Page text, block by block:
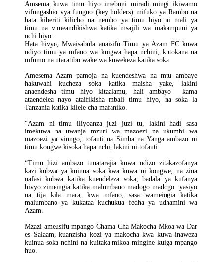
Amsema kuwa timu hiyo imebuni miradi mingi ikiwamo
vifungashio vya funguo (key holders) mifuko ya Rambo na
hata kiberiti kilicho na nembo ya timu hiyo ni mali ya
timu na vimeandikishwa katika msajili wa makampuni ya
nchi hiyo.
Hata hivyo, Mwaisabula anaisifu Timu ya Azam FC kuwa
ndiyo timu ya mfano wa kuigwa hapa nchini, kutokana na
mfumo na utaratibu wake wa kuwekeza katika soka.
Amesema Azam pamoja na kuendeshwa na mtu ambaye
hakuwahi kucheza soka katika maisha yake, lakini
anaendesha timu hiyo kitaalamu, hali ambayo kama
ataendelea nayo ataifikisha mbali timu hiyo, na soka la
Tanzania katika kilele cha mafaniko.
“Azam ni timu iliyoanza juzi juzi tu, lakini hadi sasa
imekuwa na uwanja mzuri wa mazoezi na ukumbi wa
mazoezi ya viungo, tofauti na Simba na Yanga ambazo ni
timu kongwe kisoka hapa nchi, lakini ni tofauti.
“Timu hizi ambazo tunatarajia kuwa ndizo zitakazofanya
kazi kubwa ya kuinua soka kwa kuwa ni kongwe, na zina
nafasi kubwa katika kuendeleza soka, badala ya kufanya
hivyo zimeingia katika malumbano madogo madogo yasiyo
na tija kila mara, kwa mfano, sasa wameingia katika
malumbano ya kukataa kuchukua fedha ya udhamini wa
Azam.
Mzazi ameusifu mpango Chama Cha Makocha Mkoa wa Dar
es Salaam, kuanzisha kozi ya makocha kwa kuwa inaweza
kuinua soka nchini na kuitaka mikoa mingine kuiga mpango
huo.